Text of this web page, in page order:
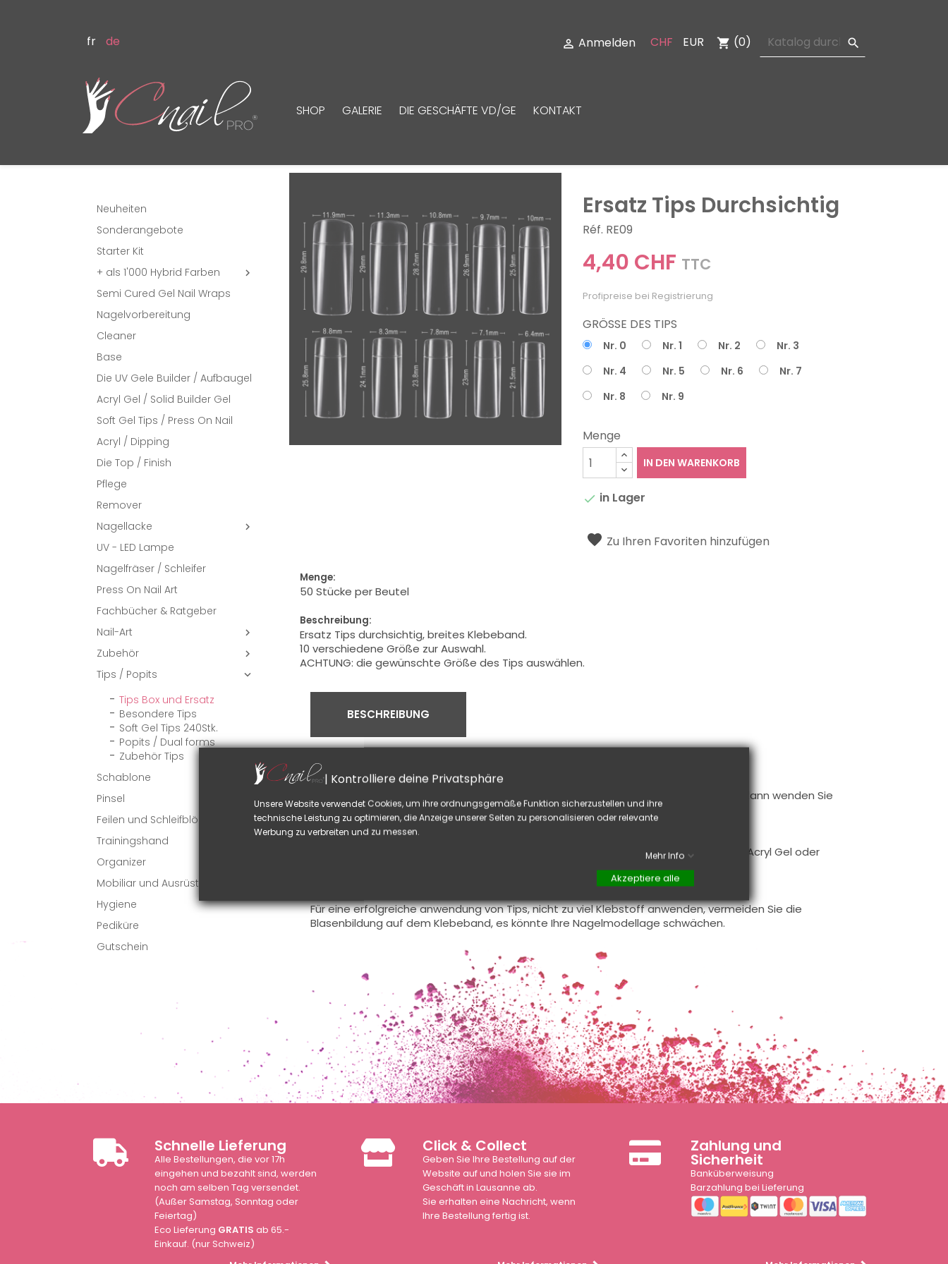
fr de  Anmelden CHF EUR shopping_cart (0) 
SHOP GALERIE DIE GESCHÄFTE VD/GE KONTAKT
Neuheiten
Sonderangebote
Starter Kit
+ als 1'000 Hybrid Farben

Semi Cured Gel Nail Wraps
Nagelvorbereitung
Cleaner
Base
Die UV Gele Builder / Aufbaugel
Acryl Gel / Solid Builder Gel
Soft Gel Tips / Press On Nail
Acryl / Dipping
Die Top / Finish
Pflege
Remover
Nagellacke

UV - LED Lampe
Nagelfräser / Schleifer
Press On Nail Art
Fachbücher & Ratgeber
Nail-Art

Zubehör 
Tips / Popits 
Tips Box und Ersatz
Besondere Tips
Soft Gel Tips 240Stk.
Popits / Dual forms
Zubehör Tips
Schablone
Pinsel
Feilen und Schleifblöcke
Trainingshand
Organizer
Mobiliar und Ausrüstung
Hygiene
Pediküre
Gutschein
Ersatz Tips Durchsichtig
Réf. RE09
4,40 CHF TTC
Profipreise bei Registrierung
GRÖSSE DES TIPS
Nr. 0 Nr. 1 Nr. 2
Nr. 3
Nr. 4
Nr. 5 Nr. 6
Nr. 7
Nr. 8
Nr. 9
Menge
IN DEN WARENKORB
 in Lager
Zu Ihren Favoriten hinzufügen
Menge:
50 Stücke per Beutel
Beschreibung:
Ersatz Tips durchsichtig,breites Klebeband.
10 verschiedene Größe zur Auswahl.
ACHTUNG: die gewünschte Größe des Tips auswählen.
BESCHREIBUNG
Benutzung:
dann wenden Sie
einenTropfen Klebstoffauf dem Klebeband.
Als nächstes führenSie das Klebeband auf den natürlichenvorbereitet
Einmal aufgeklebt, feilen Sie
vor SieUV/LED Gel , Acryl Gel oder
Für eine erfolgreicheanwendungvonTips,nichtzu vielKlebstoffanwenden,vermeiden Sie die
Blasenbildung auf dem Klebeband, es könnte Ihre Nagelmodellage schwächen.
Schnelle Lieferung
Alle Bestellungen, die vor 17h
eingehen und bezahlt sind, werden
noch am selben Tag versendet.
(Außer Samstag, Sonntag oder
Feiertag)
Eco Lieferung GRATIS ab 65.-
Einkauf. (nur Schweiz)
Click & Collect
Geben Sie Ihre Bestellung auf der
Website auf und holen Sie sie im
Geschäft in Lausanne ab.
Sie erhalten eine Nachricht, wenn
Ihre Bestellung fertig ist.
Zahlung und
Sicherheit
Banküberweisung
Barzahlung bei Lieferung
| Kontrolliere deine Privatsphäre
Unsere Website verwendet Cookies, um ihre ordnungsgemäße Funktion sicherzustellen und ihre
technische Leistung zu optimieren, die Anzeige unserer Seiten zu personalisieren oder relevante
Werbung zu verbreiten und zu messen.
Mehr Info
Akzeptiere alle